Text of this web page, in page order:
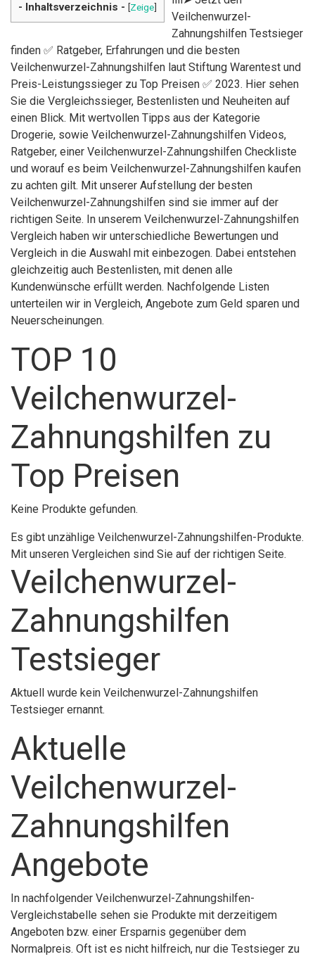
- Inhaltsverzeichnis - [Zeige]
Veilchenwurzel-
Zahnungshilfen Testsieger
finden ✅ Ratgeber, Erfahrungen und die besten
Veilchenwurzel-Zahnungshilfen laut Stiftung Warentest und
Preis-Leistungssieger zu Top Preisen ✅ 2023. Hier sehen
Sie die Vergleichssieger, Bestenlisten und Neuheiten auf
einen Blick. Mit wertvollen Tipps aus der Kategorie
Drogerie, sowie Veilchenwurzel-Zahnungshilfen Videos,
Ratgeber, einer Veilchenwurzel-Zahnungshilfen Checkliste
und worauf es beim Veilchenwurzel-Zahnungshilfen kaufen
zu achten gilt. Mit unserer Aufstellung der besten
Veilchenwurzel-Zahnungshilfen sind sie immer auf der
richtigen Seite. In unserem Veilchenwurzel-Zahnungshilfen
Vergleich haben wir unterschiedliche Bewertungen und
Vergleich in die Auswahl mit einbezogen. Dabei entstehen
gleichzeitig auch Bestenlisten, mit denen alle
Kundenwünsche erfüllt werden. Nachfolgende Listen
unterteilen wir in Vergleich, Angebote zum Geld sparen und
Neuerscheinungen.
TOP 10
Veilchenwurzel-
Zahnungshilfen zu
Top Preisen
Keine Produkte gefunden.
Es gibt unzählige Veilchenwurzel-Zahnungshilfen-Produkte.
Mit unseren Vergleichen sind Sie auf der richtigen Seite.
Veilchenwurzel-
Zahnungshilfen
Testsieger
Aktuell wurde kein Veilchenwurzel-Zahnungshilfen
Testsieger ernannt.
Aktuelle
Veilchenwurzel-
Zahnungshilfen
Angebote
In nachfolgender Veilchenwurzel-Zahnungshilfen-
Vergleichstabelle sehen sie Produkte mit derzeitigem
Angeboten bzw. einer Ersparnis gegenüber dem
Normalpreis. Oft ist es nicht hilfreich, nur die Testsieger zu